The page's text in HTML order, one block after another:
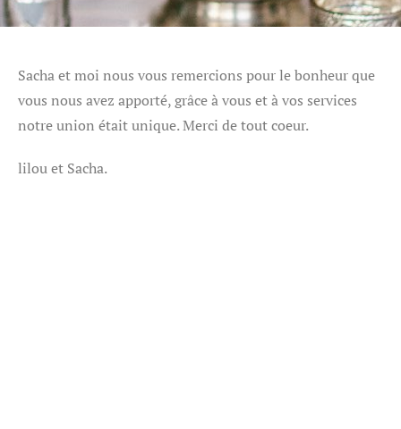
Sacha et moi nous vous remercions pour le bonheur que
vous nous avez apporté, grâce à vous et à vos services
notre union était unique. Merci de tout coeur.
lilou et Sacha.